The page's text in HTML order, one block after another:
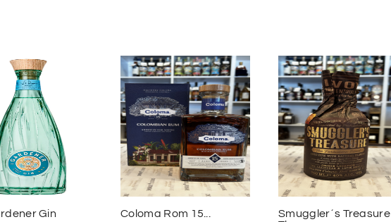
Gin
Coloma Rom 15...
Smuggler´s Treasure